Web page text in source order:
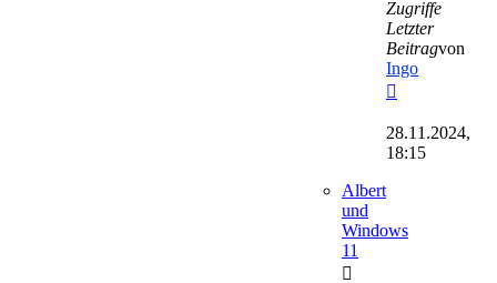
Zugriffe
Letzter
Beitragvon
Ingo
Beitrag
28.11.2024,
18:15
Albert
und
Windows
11